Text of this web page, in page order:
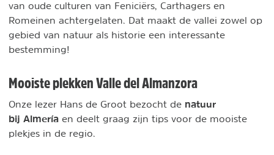
van oude culturen van Feniciërs, Carthagers en
Romeinen achtergelaten. Dat maakt de vallei zowel op
gebied van natuur als historie een interessante
bestemming!
Mooiste plekken Valle del Almanzora
Onze lezer Hans de Groot bezocht de natuur
bij Almería en deelt graag zijn tips voor de mooiste
plekjes in de regio.